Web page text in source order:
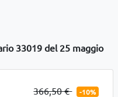
33019 del 25 maggio
366,50 € -10%